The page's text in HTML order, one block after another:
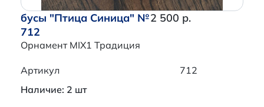
бусы "Птица Синица" №
712
Орнамент MIX1 Традиция
2 500 р.
Артикул
712
Наличие: 2 шт